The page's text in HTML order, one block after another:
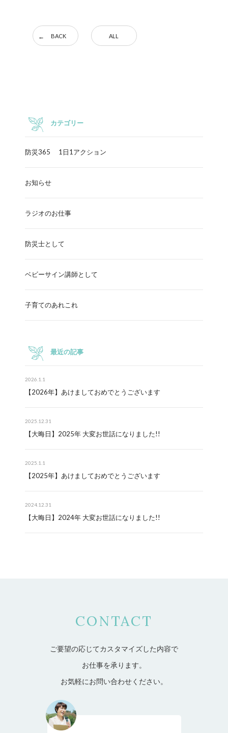
BACK ALL
カテゴリー
防災365 1日1アクション
お知らせ
ラジオのお仕事
防災士として
ベビーサイン講師として
子育てのあれこれ
最近の記事
2026.1.1
【2026年】あけましておめでとうございます
2025.12.31
【大晦日】2025年 大変お世話になりました!!
2025.1.1
【2025年】あけましておめでとうございます
2024.12.31
【大晦日】2024年 大変お世話になりました!!
CONTACT
ご要望の応じてカスタマイズした内容で
お仕事を承ります。
お気軽にお問い合わせください。